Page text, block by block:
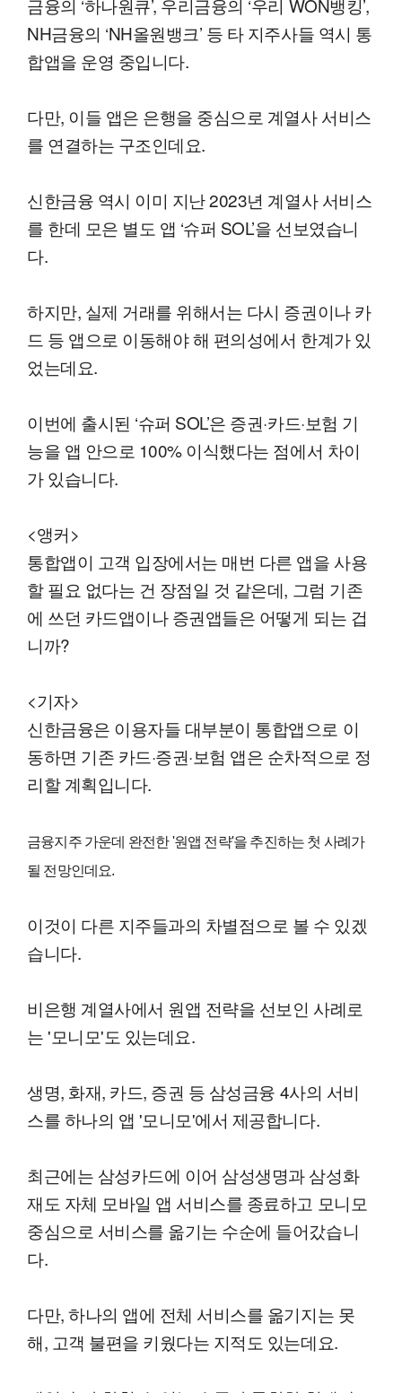
금융의 ‘하나원큐’, 우리금융의 ‘우리 WON뱅킹’,
NH금융의 ‘NH올원뱅크’ 등 타 지주사들 역시 통
합앱을 운영 중입니다.
다만, 이들 앱은 은행을 중심으로 계열사 서비스
를 연결하는 구조인데요.
신한금융 역시 이미 지난 2023년 계열사 서비스
를 한데 모은 별도 앱 ‘슈퍼 SOL’을 선보였습니
다.
하지만, 실제 거래를 위해서는 다시 증권이나 카
드 등 앱으로 이동해야 해 편의성에서 한계가 있
었는데요.
이번에 출시된 ‘슈퍼 SOL’은 증권·카드·보험 기
능을 앱 안으로 100% 이식했다는 점에서 차이
가 있습니다.
<앵커>
통합앱이 고객 입장에서는 매번 다른 앱을 사용
할 필요 없다는 건 장점일 것 같은데, 그럼 기존
에 쓰던 카드앱이나 증권앱들은 어떻게 되는 겁
니까?
<기자>
신한금융은 이용자들 대부분이 통합앱으로 이
동하면 기존 카드·증권·보험 앱은 순차적으로 정
리할 계획입니다.
금융지주 가운데 완전한 '원앱 전략'을 추진하는 첫 사례가
될 전망인데요.
이것이 다른 지주들과의 차별점으로 볼 수 있겠
습니다.
비은행 계열사에서 원앱 전략을 선보인 사례로
는 '모니모'도 있는데요.
생명, 화재, 카드, 증권 등 삼성금융 4사의 서비
스를 하나의 앱 '모니모'에서 제공합니다.
최근에는 삼성카드에 이어 삼성생명과 삼성화
재도 자체 모바일 앱 서비스를 종료하고 모니모
중심으로 서비스를 옮기는 수순에 들어갔습니
다.
다만, 하나의 앱에 전체 서비스를 옮기지는 못
해, 고객 불편을 키웠다는 지적도 있는데요.